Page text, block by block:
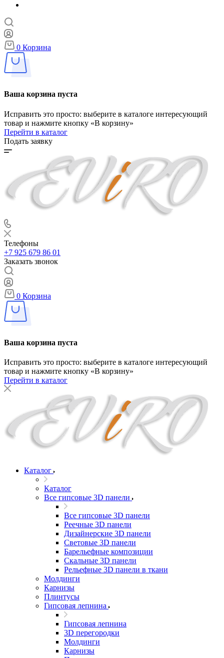
0 Корзина
Ваша корзина пуста
Исправить это просто: выберите в каталоге интересующий
товар и нажмите кнопку «В корзину»
Перейти в каталог
Подать заявку
Телефоны
+7 925 679 86 01
Заказать звонок
0 Корзина
Ваша корзина пуста
Исправить это просто: выберите в каталоге интересующий
товар и нажмите кнопку «В корзину»
Перейти в каталог
Каталог
Каталог
Все гипсовые 3D панели
Все гипсовые 3D панели
Реечные 3D панели
Дизайнерские 3D панели
Световые 3D панели
Барельефные композиции
Скальные 3D панели
Рельефные 3D панели в ткани
Молдинги
Карнизы
Плинтусы
Гипсовая лепнина
Гипсовая лепнина
3D перегородки
Молдинги
Карнизы